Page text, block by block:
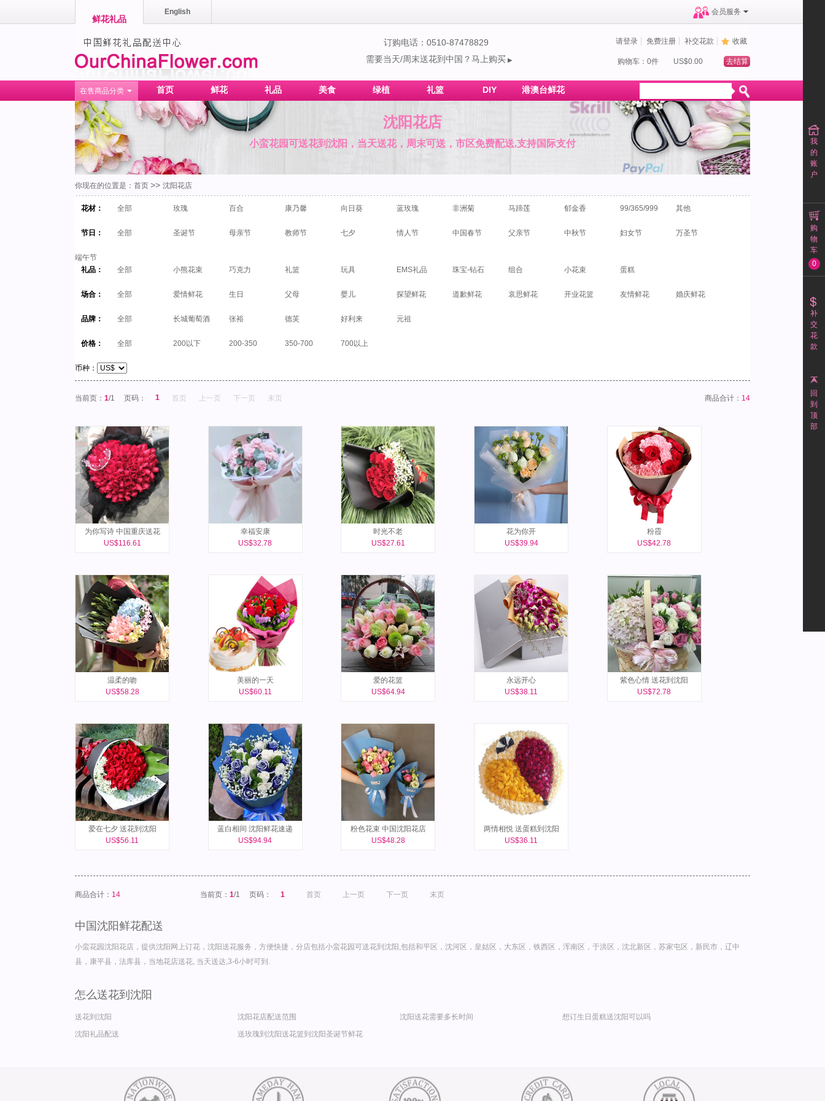
我
的
账
户
购
物
车
0
补
交
花
款
回
到
顶
部
鲜花礼品
English 会员服务
订购电话：0510-87478829
需要当天/周末送花到中国？马上购买 ▶
请登录 免费注册 补交花款 收藏
购物车：0件 US$0.00 去结算
在售商品分类 首页 鲜花 礼品 美食 绿植 礼篮 DIY 港澳台鲜花
沈阳花店
小蛮花园可送花到沈阳，当天送花，周末可送，市区免费配送,支持国际支付
你现在的位置是： 首页 >> 沈阳花店
花材： 全部 玫瑰 百合 康乃馨 向日葵 蓝玫瑰 非洲菊 马蹄莲 郁金香 99/365/999 其他
节日： 全部 圣诞节 母亲节 教师节 七夕 情人节 中国春节 父亲节 中秋节 妇女节 万圣节
端午节
礼品：
全部 小熊花束 巧克力 礼篮 玩具 EMS礼品 珠宝-钻石 组合 小花束 蛋糕
场合： 全部 爱情鲜花 生日 父母 婴儿 探望鲜花 道歉鲜花 哀思鲜花 开业花篮 友情鲜花 婚庆鲜花
品牌： 全部 长城葡萄酒 张裕 德芙 好利来 元祖
价格： 全部 200以下 200-350 350-700 700以上
币种：
当前页： 1/1 页码： 1 首页 上一页 下一页 末页 商品合计： 14
为你写诗 中国重庆送花
US$116.61
幸福安康
US$32.78
时光不老
US$27.61
花为你开
US$39.94
粉霞
US$42.78
温柔的吻
US$58.28
美丽的一天
US$60.11
爱的花篮
US$64.94
永远开心
US$38.11
紫色心情 送花到沈阳
US$72.78
爱在七夕 送花到沈阳
US$56.11
蓝白相间 沈阳鲜花速递
US$94.94
粉色花束 中国沈阳花店
US$48.28
两情相悦 送蛋糕到沈阳
US$36.11
商品合计： 14 当前页： 1/1 页码： 1 首页 上一页 下一页 末页
中国沈阳鲜花配送
小蛮花园沈阳花店，提供沈阳网上订花，沈阳送花服务，方便快捷，分店包括小蛮花园可送花到沈阳,包括和平区，沈河区，皇姑区，大东区，铁西区，浑南区，于洪区，沈北新区，苏家屯区，新民市，辽中
县，康平县，法库县，当地花店送花, 当天送达,3-6小时可到.
怎么送花到沈阳
送花到沈阳 沈阳花店配送范围 沈阳送花需要多长时间
想订生日蛋糕送沈阳可以吗
沈阳礼品配送
送玫瑰到沈阳送花篮到沈阳圣诞节鲜花